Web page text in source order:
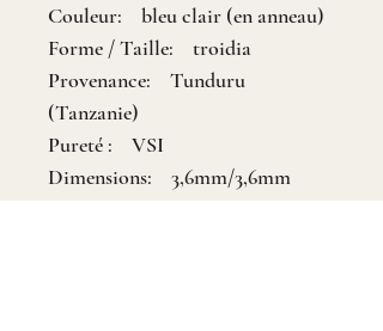
Couleur: bleu clair (en anneau)
Forme / Taille: troidia
Provenance: Tunduru
(Tanzanie)
Pureté : VSI
Dimensions: 3,6mm/3,6mm